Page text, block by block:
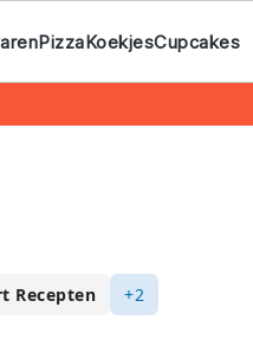
PizzaKoekjesCupcakes
Recepten +2